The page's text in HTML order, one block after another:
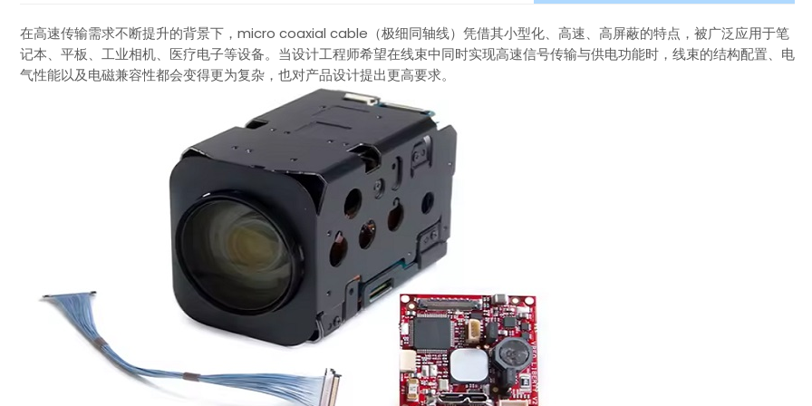
在高速传输需求不断提升的背景下，micro coaxial cable（极细同轴线）凭借其小型化、高速、高屏蔽的特点，被广泛应用于笔
记本、平板、工业相机、医疗电子等设备。当设计工程师希望在线束中同时实现高速信号传输与供电功能时，线束的结构配置、电
气性能以及电磁兼容性都会变得更为复杂，也对产品设计提出更高要求。